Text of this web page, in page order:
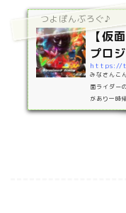
つよぽんぶろぐ♪
【仮
プロ
https://
みなさんこ
面ライダー
があり一時
こから友達
月11日と